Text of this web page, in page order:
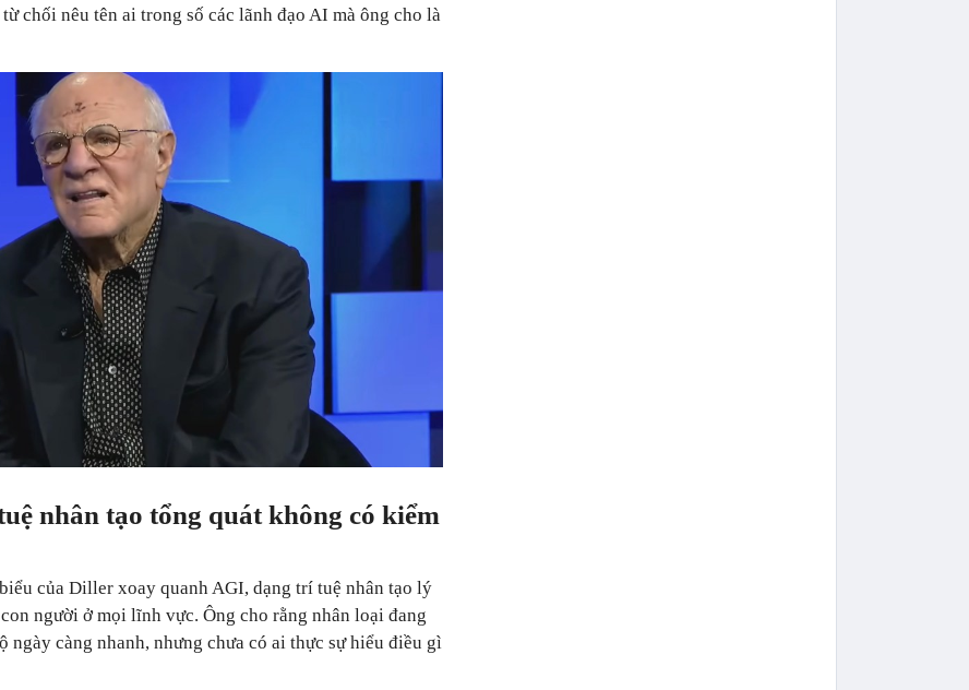
chối nêu tên ai trong số các lãnh đạo AI mà ông cho là
nhân tạo tổng quát không có kiểm
của Diller xoay quanh AGI, dạng trí tuệ nhân tạo lý
người ở mọi lĩnh vực. Ông cho rằng nhân loại đang
ngày càng nhanh, nhưng chưa có ai thực sự hiểu điều gì